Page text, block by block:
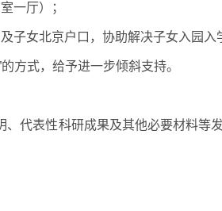
一厅）；
子女北京户口，协助解决子女入园入
方式，给予进一步倾斜支持。
代表性科研成果及其他必要材料